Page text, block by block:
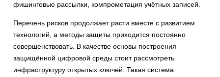
фишинговые рассылки, компрометация учётных записей.
Перечень рисков продолжает расти вместе с развитием
технологий, а методы защиты приходится постоянно
совершенствовать. В качестве основы построения
защищённой цифровой среды стоит рассмотреть
инфраструктуру открытых ключей. Такая система